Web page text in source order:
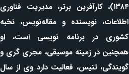
۱۳۸۴)، کارآفرین برتر، مدیریت فناوری
اطلاعات، نویسنده و مقاله‌نویس، نخبه
کشوری در برنامه نویسی است، او
همچنین در زمینه موسیقی، مجری گری و
گویندگی، تنیس، فعالیت دارد وی از سال